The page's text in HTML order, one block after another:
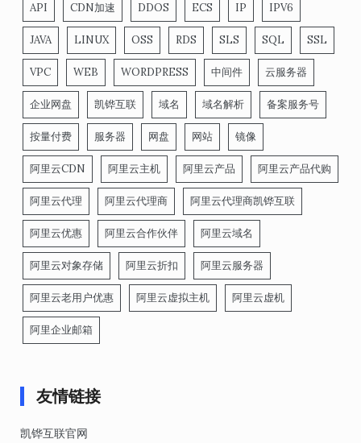
API CDN加速 DDOS ECS IP IPV6
JAVA LINUX OSS RDS SLS SQL SSL
VPC WEB WORDPRESS 中间件 云服务器
企业网盘 凯铧互联 域名 域名解析 备案服务号
按量付费 服务器 网盘 网站 镜像
阿里云CDN 阿里云主机 阿里云产品 阿里云产品代购
阿里云代理 阿里云代理商 阿里云代理商凯铧互联
阿里云优惠 阿里云合作伙伴 阿里云域名
阿里云对象存储 阿里云折扣 阿里云服务器
阿里云老用户优惠 阿里云虚拟主机 阿里云虚机
阿里企业邮箱
友情链接
凯铧互联官网